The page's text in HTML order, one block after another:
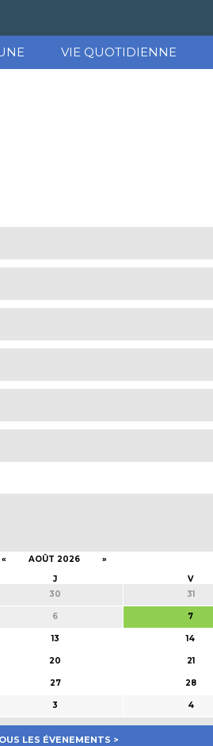
VIE QUOTIDIENNE
« AOÛT 2026
»
J V
30 31
6 7
13 14
20 21
27 28
3 4
LES ÉVENEMENTS >